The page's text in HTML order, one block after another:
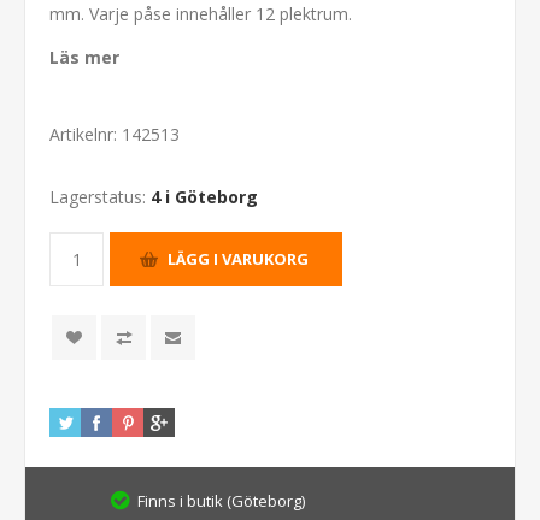
mm. Varje påse innehåller 12 plektrum.
Läs mer
Artikelnr: 142513
Lagerstatus: 4 i Göteborg
Finns i butik (Göteborg)